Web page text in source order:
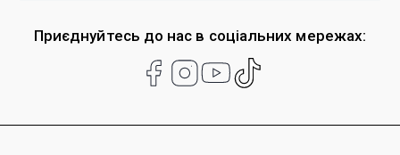
Приєднуйтесь до нас в соціальних мережах: